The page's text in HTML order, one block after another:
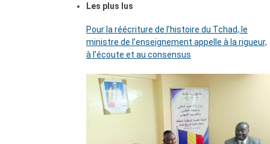
Les plus lus
Pour la réécriture de l’histoire du Tchad, le
ministre de l’enseignement appelle à la rigueur,
à l’écoute et au consensus